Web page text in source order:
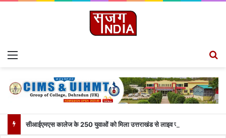
सीआईएमएस कालेज के 250 युवाओं को मिला उत्तराखंड से लाइव जुड़ने का मौका